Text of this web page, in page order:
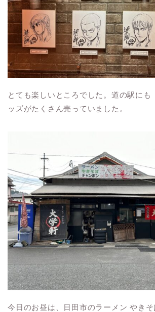
とても楽しいところでした。道の駅にも
ッズがたくさん売っていました。
今日のお昼は、日田市のラーメン やき